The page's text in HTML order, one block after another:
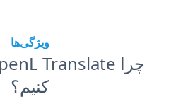
ویژگی‌ها
کنیم؟